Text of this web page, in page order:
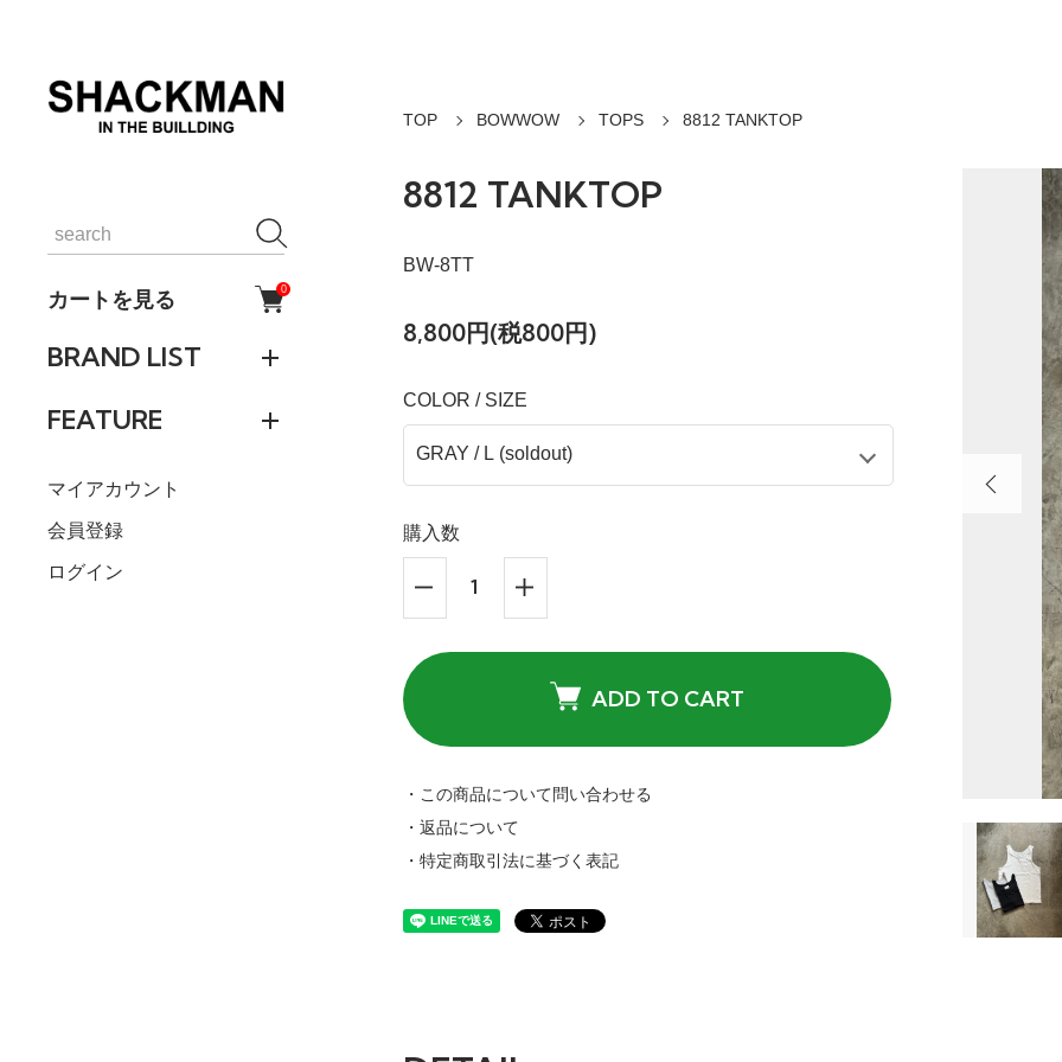
カートを見る 0
BRAND LIST
FEATURE
マイアカウント
会員登録
ログイン
TOP BOWWOW TOPS 8812 TANKTOP
8812 TANKTOP
BW-8TT
8,800円(税800円)
COLOR / SIZE
購入数
ADD TO CART
・この商品について問い合わせる
・返品について
・特定商取引法に基づく表記